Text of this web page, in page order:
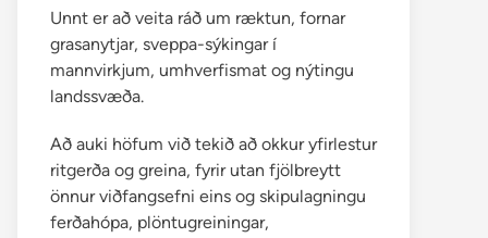
Unnt er að veita ráð um ræktun, fornar
grasanytjar, sveppa-sýkingar í
mannvirkjum, umhverfismat og nýtingu
landssvæða.
Að auki höfum við tekið að okkur yfirlestur
ritgerða og greina, fyrir utan fjölbreytt
önnur viðfangsefni eins og skipulagningu
ferðahópa, plöntugreiningar,